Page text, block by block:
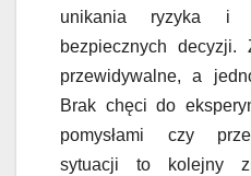
unikania ryzyka i
bezpiecznych
przewidywalne, a
Brak chęci do
pomysłami czy
sytuacji to kolejny